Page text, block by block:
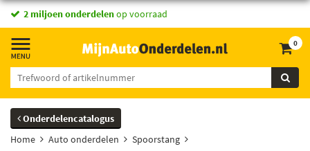
vandaag besteld,morgen in huis *
2 miljoen onderdelenop voorraad
0
Onderdelencatalogus
Home
Auto onderdelen
Spoorstang